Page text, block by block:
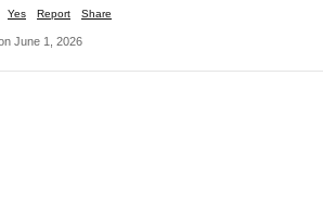
Yes Report Share
June 1, 2026